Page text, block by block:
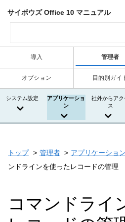
サイボウズ Office 10 マニュアル
導入 管理者
オプション 目的別ガイ
システム設定
アプリケーショ
ン
社外からアク
ス
トップ 管理者 アプリケーション
ンドラインを使ったレコードの管理
コマンドライ